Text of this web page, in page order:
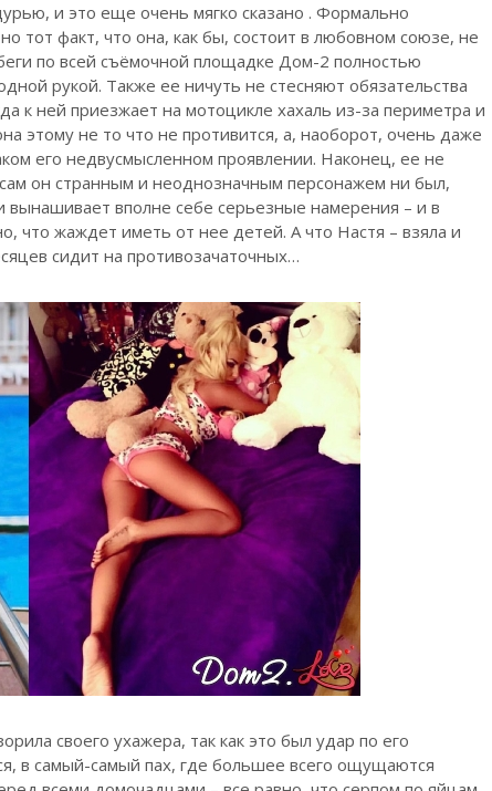
и это еще очень мягко сказано . Формально
тот факт, что она, как бы, состоит в любовном союзе, не
по всей съёмочной площадке Дом-2 полностью
рукой. Также ее ничуть не стесняют обязательства
к ней приезжает на мотоцикле хахаль из-за периметра и
этому не то что не противится, а, наоборот, очень даже
его недвусмысленном проявлении. Наконец, ее не
он странным и неоднозначным персонажем ни был,
вынашивает вполне себе серьезные намерения – и в
что жаждет иметь от нее детей. А что Настя – взяла и
сидит на противозачаточных…
своего ухажера, так как это был удар по его
в самый-самый пах, где большее всего ощущаются